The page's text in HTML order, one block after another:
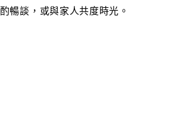
暢談，或與家人共度時光。